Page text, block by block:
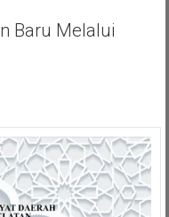
Baru Melalui